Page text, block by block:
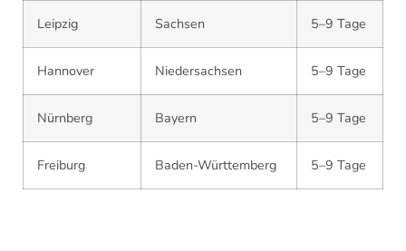
Leipzig Sachsen 5–9 Tage
Hannover Niedersachsen 5–9 Tage
Nürnberg Bayern 5–9 Tage
Freiburg Baden-Württemberg 5–9 Tage